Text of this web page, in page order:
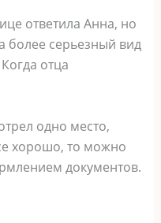
ответила Анна, но
более серьезный вид
отца
одно место,
хорошо, то можно
документов.